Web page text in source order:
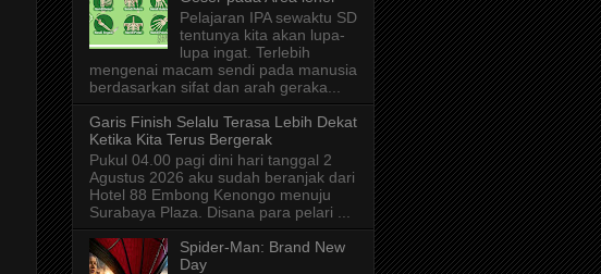
Pelajaran IPA sewaktu SD
tentunya kita akan lupa-
lupa ingat. Terlebih
mengenai macam sendi pada manusia
berdasarkan sifat dan arah geraka...
Garis Finish Selalu Terasa Lebih Dekat
Ketika Kita Terus Bergerak
Pukul 04.00 pagi dini hari tanggal 2
Agustus 2026 aku sudah beranjak dari
Hotel 88 Embong Kenongo menuju
Surabaya Plaza. Disana para pelari ...
Spider-Man: Brand New
Day